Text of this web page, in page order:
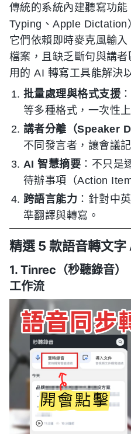
傳統的系統內建聽寫功
Typing、Apple Dictation
它們依賴即時麥克風輸
檔案，且缺乏斷句與講
用的 AI 轉寫工具能解決
批量處理與格式支援
等多種格式，一次性
講者分離（Speaker
不同發言者，讓會議
AI 智慧摘要 ：不只是
待辦事項（Action
跨語言能力 ：針對中
準翻譯與轉寫。
精選 5 款語音轉文字
1. Tinrec（秒聽錄音
工作流